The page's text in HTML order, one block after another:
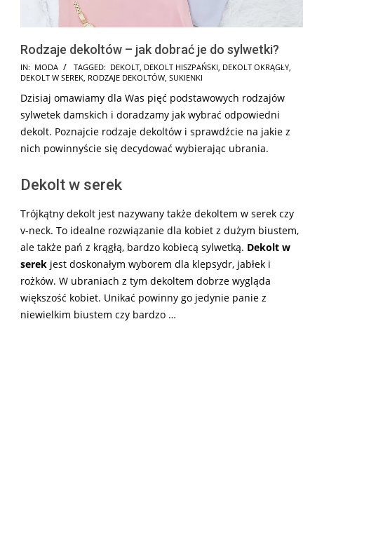
Rodzaje dekoltów – jak dobrać je do sylwetki?
2024-
11-
07
IN: MODA TAGGED: DEKOLT, DEKOLT HISZPAŃSKI, DEKOLT OKRĄGŁY,
DEKOLT W SEREK, RODZAJE DEKOLTÓW, SUKIENKI
Dzisiaj omawiamy dla Was pięć podstawowych rodzajów
sylwetek damskich i doradzamy jak wybrać odpowiedni
dekolt. Poznajcie rodzaje dekoltów i sprawdźcie na jakie z
nich powinnyście się decydować wybierając ubrania.
Dekolt w serek
Trójkątny dekolt jest nazywany także dekoltem w serek czy
v-neck. To idealne rozwiązanie dla kobiet z dużym biustem,
ale także pań z krągłą, bardzo kobiecą sylwetką. Dekolt w
serek jest doskonałym wyborem dla klepsydr, jabłek i
rożków. W ubraniach z tym dekoltem dobrze wygląda
większość kobiet. Unikać powinny go jedynie panie z
niewielkim biustem czy bardzo …